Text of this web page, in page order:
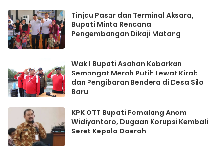
Tinjau Pasar dan Terminal Aksara,
Bupati Minta Rencana
Pengembangan Dikaji Matang
Wakil Bupati Asahan Kobarkan
Semangat Merah Putih Lewat Kirab
dan Pengibaran Bendera di Desa Silo
Baru
KPK OTT Bupati Pemalang Anom
Widiyantoro, Dugaan Korupsi Kembali
Seret Kepala Daerah